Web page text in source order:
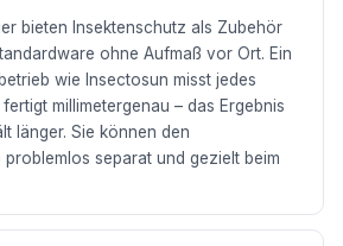
bieten Insektenschutz als Zubehör
ohne Aufmaß vor Ort. Ein
wie Insectosun misst jedes
millimetergenau – das Ergebnis
länger. Sie können den
separat und gezielt beim